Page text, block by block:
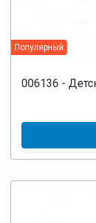
Популярный
006136 -